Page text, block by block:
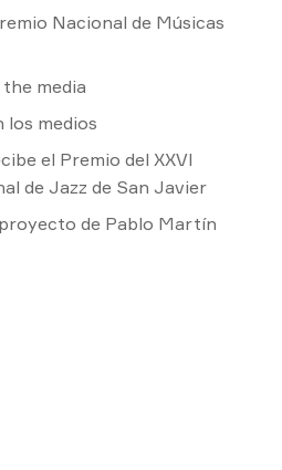
Nacional de Músicas
media
los medios
el Premio del XXVI
de Jazz de San Javier
de Pablo Martín